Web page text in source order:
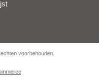
voorbehouden.